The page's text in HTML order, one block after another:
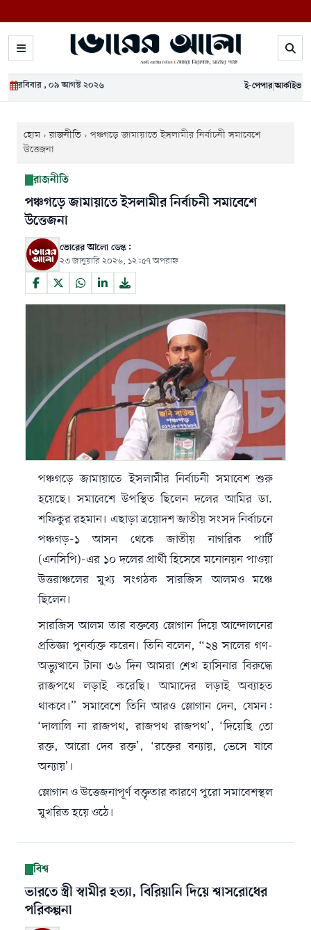
রবিবার , ০৯ আগস্ট ২০২৬ ই-পেপার|আর্কাইভ
হোম ›রাজনীতি › পঞ্চগড়ে জামায়াতে ইসলামীর নির্বাচনী সমাবেশে
উত্তেজনা
রাজনীতি
পঞ্চগড়ে জামায়াতে ইসলামীর নির্বাচনী সমাবেশে
উত্তেজনা
ভোরের আলো ডেস্ক:
২৩ জানুয়ারি ২০২৬, ১২:৫৭ অপরাহ্ন
পঞ্চগড়ে জামায়াতে ইসলামীর নির্বাচনী সমাবেশ শুরু
হয়েছে। সমাবেশে উপস্থিত ছিলেন দলের আমির ডা.
শফিকুর রহমান। এছাড়া ত্রয়োদশ জাতীয় সংসদ নির্বাচনে
পঞ্চগড়-১ আসন থেকে জাতীয় নাগরিক পার্টি
(এনসিপি)-এর ১০ দলের প্রার্থী হিসেবে মনোনয়ন পাওয়া
উত্তরাঞ্চলের মুখ্য সংগঠক সারজিস আলমও মঞ্চে
ছিলেন।
সারজিস আলম তার বক্তব্যে স্লোগান দিয়ে আন্দোলনের
প্রতিজ্ঞা পুনর্ব্যক্ত করেন। তিনি বলেন, “২৪ সালের গণ-
অভ্যুত্থানে টানা ৩৬ দিন আমরা শেখ হাসিনার বিরুদ্ধে
রাজপথে লড়াই করেছি। আমাদের লড়াই অব্যাহত
থাকবে।” সমাবেশে তিনি আরও স্লোগান দেন, যেমন:
‘দালালি না রাজপথ, রাজপথ রাজপথ’, ‘দিয়েছি তো
রক্ত, আরো দেব রক্ত’, ‘রক্তের বন্যায়, ভেসে যাবে
অন্যায়’।
স্লোগান ও উত্তেজনাপূর্ণ বক্তৃতার কারণে পুরো সমাবেশস্থল
মুখরিত হয়ে ওঠে।
বিশ্ব
ভারতে স্ত্রী স্বামীর হত্যা, বিরিয়ানি দিয়ে শ্বাসরোধের
পরিকল্পনা